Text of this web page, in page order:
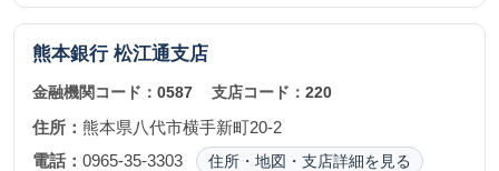
熊本銀行 松江通支店
金融機関コード： 0587 支店コード：220
住所： 熊本県八代市横手新町20-2
電話： 0965-35-3303 住所・地図・支店詳細を見る